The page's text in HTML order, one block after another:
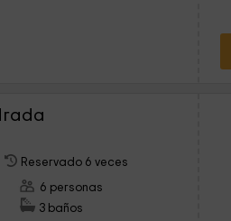
Reservado 6 veces
6 personas
3 baños